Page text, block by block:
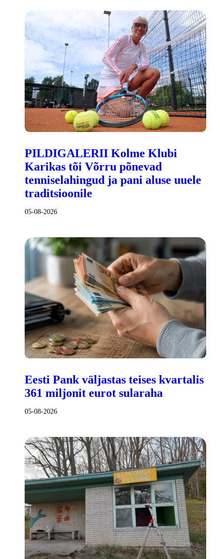
PILDIGALERII Kolme Klubi
Karikas tõi Võrru põnevad
tenniselahingud ja pani aluse uuele
traditsioonile
05-08-2026
Eesti Pank väljastas teises kvartalis
361 miljonit eurot sularaha
05-08-2026